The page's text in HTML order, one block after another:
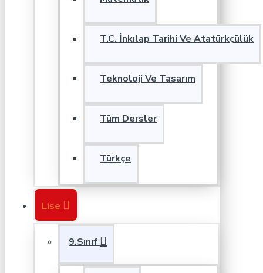
T.C. İnkılap Tarihi Ve Atatürkçülük
Teknoloji Ve Tasarım
Tüm Dersler
Türkçe
Lise
9.Sınıf